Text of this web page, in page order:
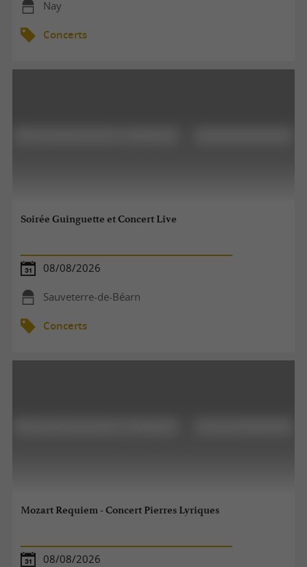
Nay
Concerts
Soirée Guinguette et Concert Live
08/08/2026
Sauveterre-de-Béarn
Concerts
Mozart Requiem - Concert Pierres Lyriques
08/08/2026